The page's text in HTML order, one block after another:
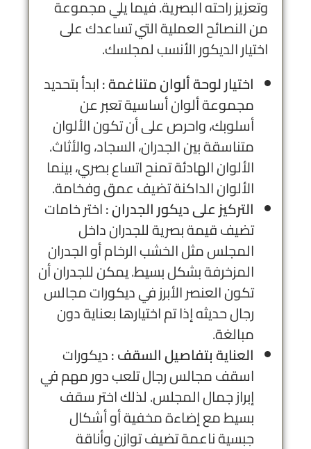
وتعزيز راحته البصرية. فيما يلي مجموعة
من النصائح العملية التي تساعدك على
اختيار الديكور الأنسب لمجلسك.
اختيار لوحة ألوان متناغمة :ابدأ بتحديد
مجموعة ألوان أساسية تعبر عن
أسلوبك، واحرص على أن تكون الألوان
متناسقة بين الجدران، السجاد، والأثاث.
الألوان الهادئة تمنح اتساع بصري، بينما
الألوان الداكنة تضيف عمق وفخامة.
التركيز على ديكور الجدران :اختر خامات
تضيف قيمة بصرية للجدران داخل
المجلس مثل الخشب الرخام أو الجدران
المزخرفة بشكل بسيط. يمكن للجدران أن
تكون العنصر الأبرز في ديكورات مجالس
رجال حديثه إذا تم اختيارها بعناية دون
مبالغة.
العناية بتفاصيل السقف :ديكورات
اسقف مجالس رجال تلعب دور مهم في
إبراز جمال المجلس. لذلك اختر سقف
بسيط مع إضاءة مخفية أو أشكال
جبسية ناعمة تضيف توازن وأناقة